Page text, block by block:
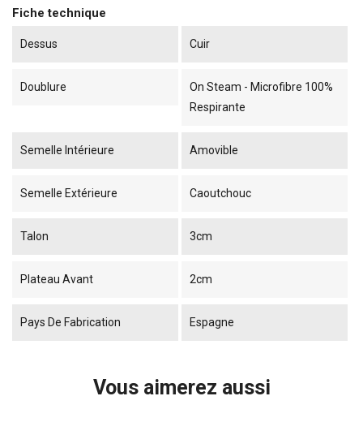
Fiche technique
Dessus Cuir
Doublure
On Steam - Microfibre 100%
Respirante
Semelle Intérieure Amovible
Semelle Extérieure Caoutchouc
Talon 3cm
Plateau Avant 2cm
Pays De Fabrication Espagne
Vous aimerez aussi